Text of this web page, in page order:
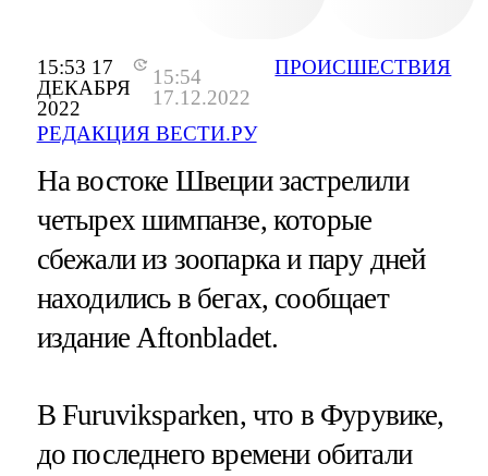
15:53 17
ДЕКАБРЯ
2022
15:54
17.12.2022
РЕДАКЦИЯ ВЕСТИ.РУ
ПРОИСШЕСТВИЯ
На востоке Швеции застрелили
четырех шимпанзе, которые
сбежали из зоопарка и пару дней
находились в бегах, сообщает
издание Aftonbladet.
В Furuviksparken, что в Фурувике,
до последнего времени обитали